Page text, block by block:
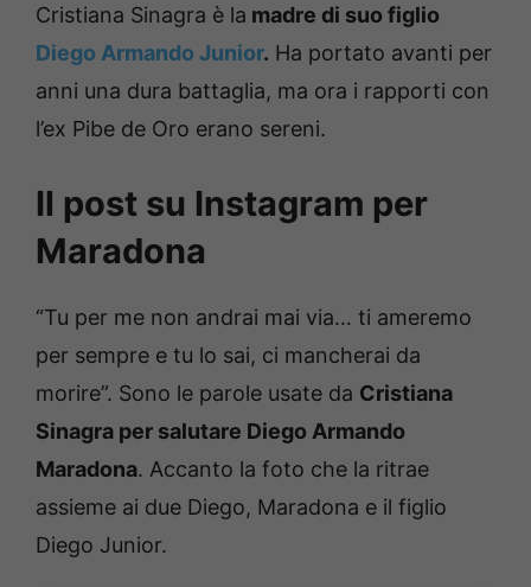
Cristiana Sinagra è la madre di suo figlio
Diego Armando Junior. Ha portato avanti per
anni una dura battaglia, ma ora i rapporti con
l’ex Pibe de Oro erano sereni.
Il post su Instagram per
Maradona
“Tu per me non andrai mai via… ti ameremo
per sempre e tu lo sai, ci mancherai da
morire”. Sono le parole usate da Cristiana
Sinagra per salutare Diego Armando
Maradona. Accanto la foto che la ritrae
assieme ai due Diego, Maradona e il figlio
Diego Junior.